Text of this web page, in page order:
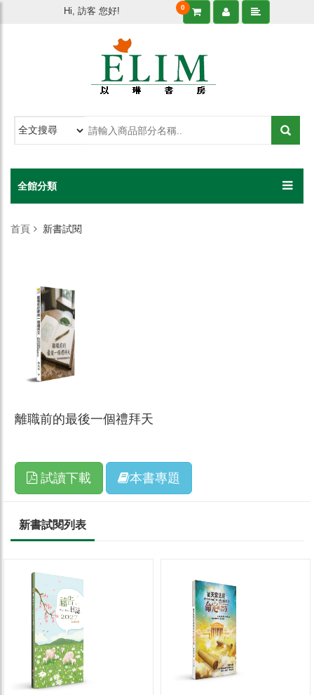
Hi, 訪客 您好! 0
全館分類
首頁 新書試閱
離職前的最後一個禮拜天
試讀下載 本書專題
新書試閱列表